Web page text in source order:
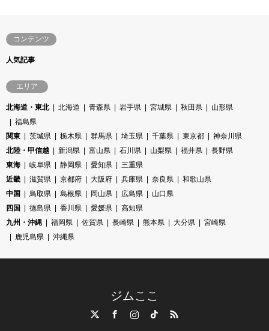
コンテンツ
人気記事
エリア
北海道・東北 北海道 青森県 岩手県 宮城県 秋田県
山形県
福島県
関東
茨城県 栃木県 群馬県 埼玉県 千葉県 東京都
神奈川県
北陸・甲信越
新潟県 富山県 石川県 山梨県 福井県
長野県
東海
岐阜県 静岡県 愛知県
三重県
近畿
滋賀県 京都府 大阪府 兵庫県 奈良県
和歌山県
中国
鳥取県 島根県 岡山県 広島県
山口県
四国
徳島県 香川県 愛媛県
高知県
九州・沖縄
福岡県 佐賀県 長崎県 熊本県 大分県
宮崎県
鹿児島県
沖縄県
ジムここ
TikTok RSS